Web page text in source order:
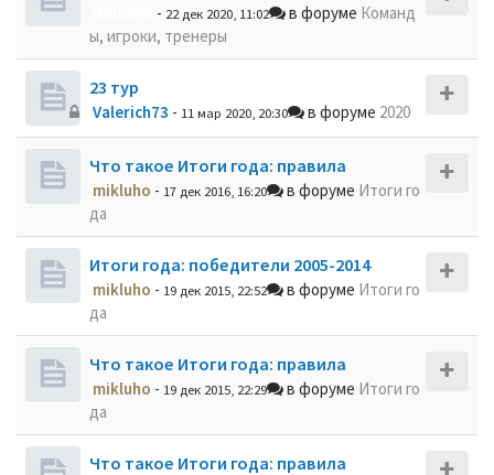
- 22 дек 2020, 11:02 в форуме Команд
ы, игроки, тренеры
23 тур
Valerich73 - 11 мар 2020, 20:30 в форуме 2020
Что такое Итоги года: правила
mikluho - 17 дек 2016, 16:20 в форуме Итоги го
да
Итоги года: победители 2005-2014
mikluho - 19 дек 2015, 22:52 в форуме Итоги го
да
Что такое Итоги года: правила
mikluho - 19 дек 2015, 22:29 в форуме Итоги го
да
Что такое Итоги года: правила